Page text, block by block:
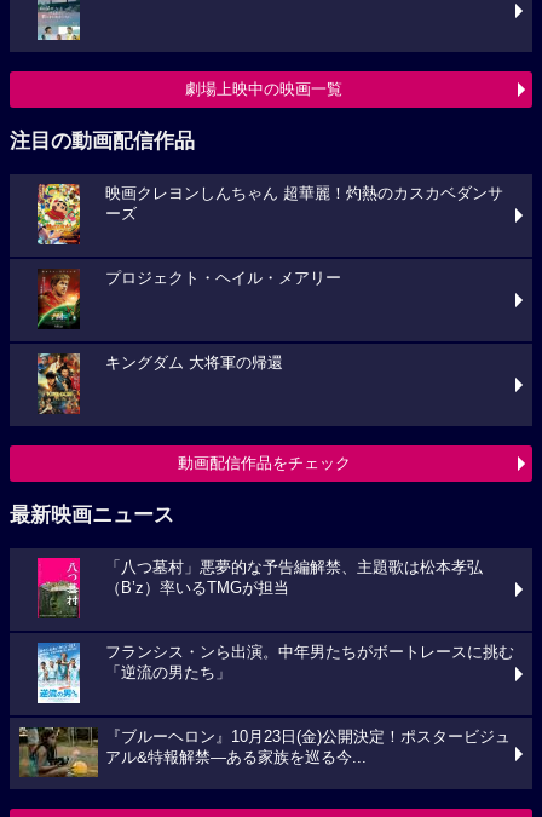
劇場上映中の映画一覧
注目の動画配信作品
映画クレヨンしんちゃん 超華麗！灼熱のカスカベダンサ
ーズ
プロジェクト・ヘイル・メアリー
キングダム 大将軍の帰還
動画配信作品をチェック
最新映画ニュース
「八つ墓村」悪夢的な予告編解禁、主題歌は松本孝弘
（B’z）率いるTMGが担当
フランシス・ンら出演。中年男たちがボートレースに挑む
「逆流の男たち」
『ブルーヘロン』10月23日(金)公開決定！ポスタービジュ
アル&特報解禁―ある家族を巡る今...